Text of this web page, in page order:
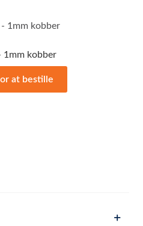
1mm kobber
at bestille